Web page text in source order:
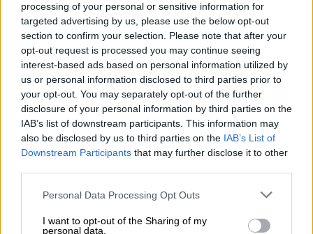
processing of your personal or sensitive information for
targeted advertising by us, please use the below opt-out
section to confirm your selection. Please note that after your
opt-out request is processed you may continue seeing
interest-based ads based on personal information utilized by
us or personal information disclosed to third parties prior to
your opt-out. You may separately opt-out of the further
disclosure of your personal information by third parties on the
IAB’s list of downstream participants. This information may
also be disclosed by us to third parties on the IAB’s List of
Downstream Participants that may further disclose it to other
Please note that this website/app uses one or more Google
not limited to your visit or usage behaviour. You may click to
Personal Data Processing Opt Outs
I want to opt-out of the Sharing of my
personal data.
Μελέτη αρχιτεκτονικού σχεδιασμού για την
προσθήκη πέργκολας σε υφιστάμενο
φυλάκιο ελέγχου εντός του Αερολιμένα
Μυκόνου.